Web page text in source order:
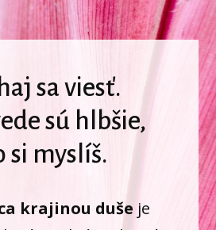
sa viesť.
sú hlbšie,
si myslíš.
krajinou duše je